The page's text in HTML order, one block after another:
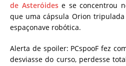
de Asteróidese se concentrou
que uma cápsula Orion
espaçonave robótica.
Alerta de spoiler: PCspooF fez
desviasse do curso, perdesse